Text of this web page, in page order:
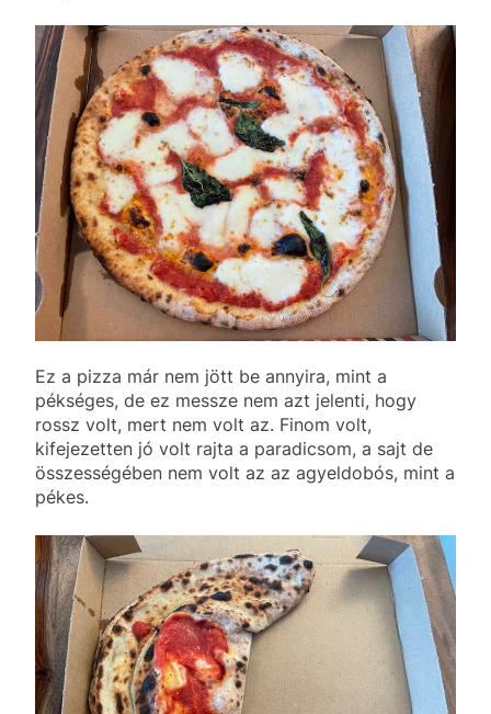
Ez a pizza már nem jött be annyira, mint a
pékséges, de ez messze nem azt jelenti, hogy
rossz volt, mert nem volt az. Finom volt,
kifejezetten jó volt rajta a paradicsom, a sajt de
összességében nem volt az az agyeldobós, mint a
pékes.